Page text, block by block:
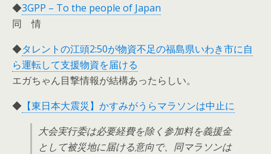
◆3GPP – To the people of Japan
同 情
◆タレントの江頭2:50が物資不足の福島県いわき市に自
ら運転して支援物資を届ける
エガちゃん目撃情報が結構あったらしい。
◆ 【東日本大震災】かすみがうらマラソンは中止に
大会実行委は必要経費を除く参加料を義援金
として被災地に届ける意向で、同マラソンは